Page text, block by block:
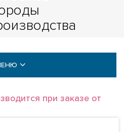
при заказе от